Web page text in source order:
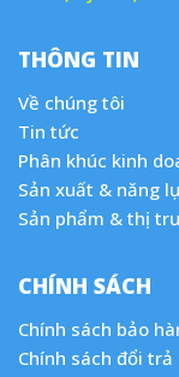
THÔNG TIN
Về chúng tôi
Tin tức
Phân khúc kinh
Sản xuất & năng
Sản phẩm & thị
CHÍNH SÁCH
Chính sách bảo
Chính sách đổi trả